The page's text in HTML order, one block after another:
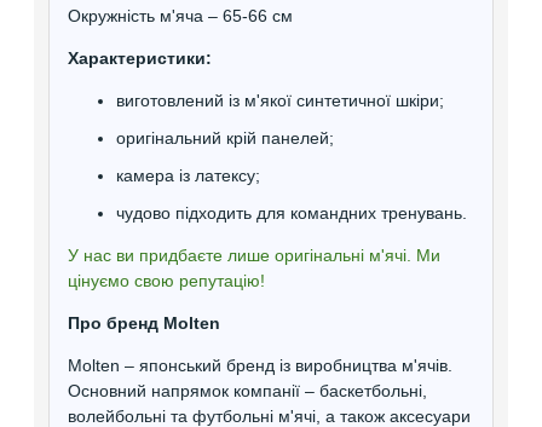
Окружність м'яча – 65-66 см
Характеристики:
виготовлений із м'якої синтетичної шкіри;
оригінальний крій панелей;
камера із латексу;
чудово підходить для командних тренувань.
У нас ви придбаєте лише оригінальні м'ячі. Ми
цінуємо свою репутацію!
Про бренд Molten
Molten – японський бренд із виробництва м'ячів.
Основний напрямок компанії – баскетбольні,
волейбольні та футбольні м'ячі, а також аксесуари